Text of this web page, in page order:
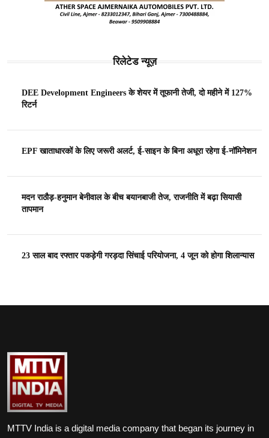
रिलेटेड न्यूज़
DEE Development Engineers के शेयर में तूफानी तेजी, दो महीने में 127%
रिटर्न
EPF खाताधारकों के लिए जरूरी अलर्ट, ई-साइन के बिना अधूरा रहेगा ई-नॉमिनेशन
मदन राठौड़-हनुमान बेनीवाल के बीच बयानबाजी तेज, राजनीति में बढ़ा सियासी
तापमान
23 साल बाद रफ्तार पकड़ेगी गरड़दा सिंचाई परियोजना, 4 जून को होगा शिलान्यास
MTTV India is a digital media company that began its journey in